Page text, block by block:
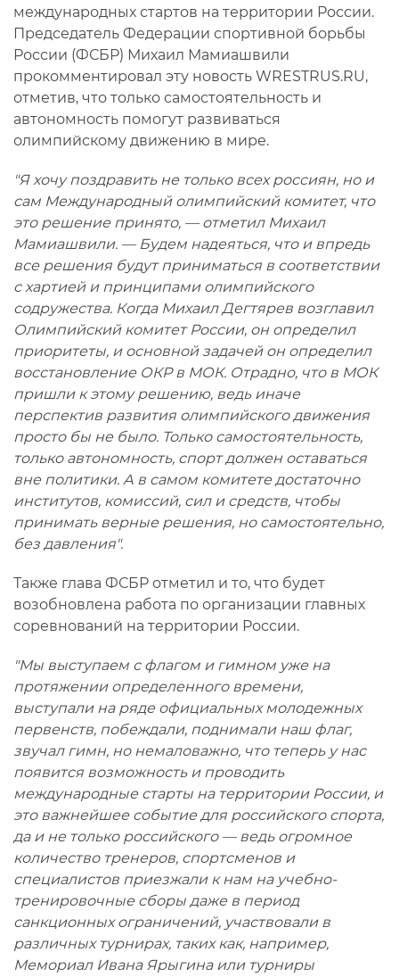
международных стартов на территории России.
Председатель Федерации спортивной борьбы
России (ФСБР) Михаил Мамиашвили
прокомментировал эту новость WRESTRUS.RU,
отметив, что только самостоятельность и
автономность помогут развиваться
олимпийскому движению в мире.
"Я хочу поздравить не только всех россиян, но и
сам Международный олимпийский комитет, что
это решение принято, — отметил Михаил
Мамиашвили. — Будем надеяться, что и впредь
все решения будут приниматься в соответствии
с хартией и принципами олимпийского
содружества. Когда Михаил Дегтярев возглавил
Олимпийский комитет России, он определил
приоритеты, и основной задачей он определил
восстановление ОКР в МОК. Отрадно, что в МОК
пришли к этому решению, ведь иначе
перспектив развития олимпийского движения
просто бы не было. Только самостоятельность,
только автономность, спорт должен оставаться
вне политики. А в самом комитете достаточно
институтов, комиссий, сил и средств, чтобы
принимать верные решения, но самостоятельно,
без давления".
Также глава ФСБР отметил и то, что будет
возобновлена работа по организации главных
соревнований на территории России.
"Мы выступаем с флагом и гимном уже на
протяжении определенного времени,
выступали на ряде официальных молодежных
первенств, побеждали, поднимали наш флаг,
звучал гимн, но немаловажно, что теперь у нас
появится возможность и проводить
международные старты на территории России, и
это важнейшее событие для российского спорта,
да и не только российского — ведь огромное
количество тренеров, спортсменов и
специалистов приезжали к нам на учебно-
тренировочные сборы даже в период
санкционных ограничений, участвовали в
различных турнирах, таких как, например,
Мемориал Ивана Ярыгина или турниры